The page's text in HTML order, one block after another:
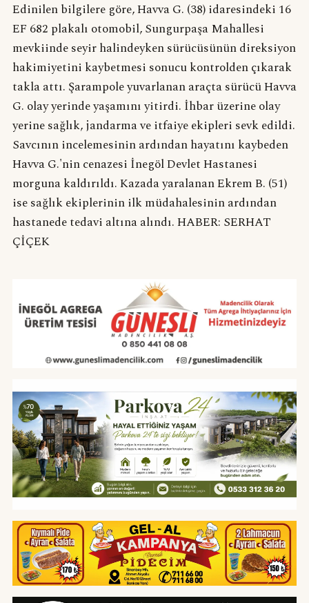
Edinilen bilgilere göre, Havva G. (38) idaresindeki 16
EF 682 plakalı otomobil, Sungurpaşa Mahallesi
mevkiinde seyir halindeyken sürücüsünün direksiyon
hakimiyetini kaybetmesi sonucu kontrolden çıkarak
takla attı. Şarampole yuvarlanan araçta sürücü Havva
G. olay yerinde yaşamını yitirdi. İhbar üzerine olay
yerine sağlık, jandarma ve itfaiye ekipleri sevk edildi.
Savcının incelemesinin ardından hayatını kaybeden
Havva G.'nin cenazesi İnegöl Devlet Hastanesi
morguna kaldırıldı. Kazada yaralanan Ekrem B. (51)
ise sağlık ekiplerinin ilk müdahalesinin ardından
hastanede tedavi altına alındı. HABER: SERHAT
ÇİÇEK